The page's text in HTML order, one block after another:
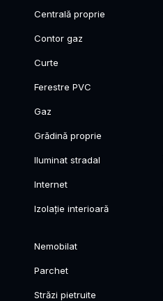
Centrală proprie
Contor gaz
Curte
Ferestre PVC
Gaz
Grădină proprie
Iluminat stradal
Internet
Izolație interioară
Nemobilat
Parchet
Străzi pietruite